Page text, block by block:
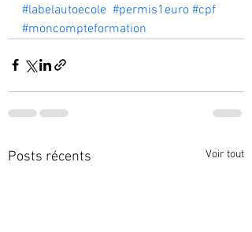
#labelautoecole #permis1euro #cpf
#moncompteformation
Posts récents Voir tout